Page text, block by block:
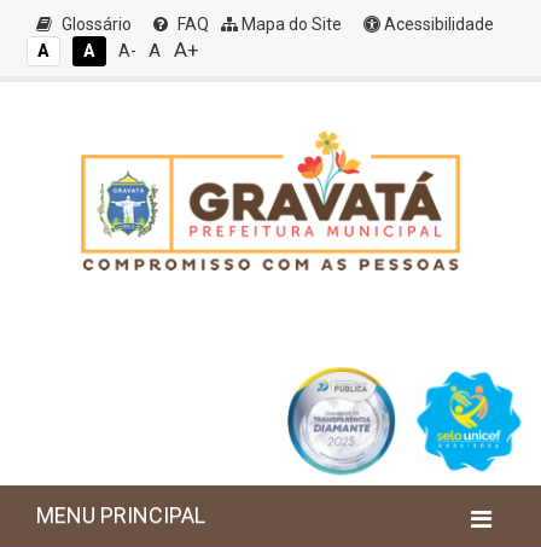
Glossário FAQ Mapa do Site
Acessibilidade
A
A A- A A+
MENU PRINCIPAL